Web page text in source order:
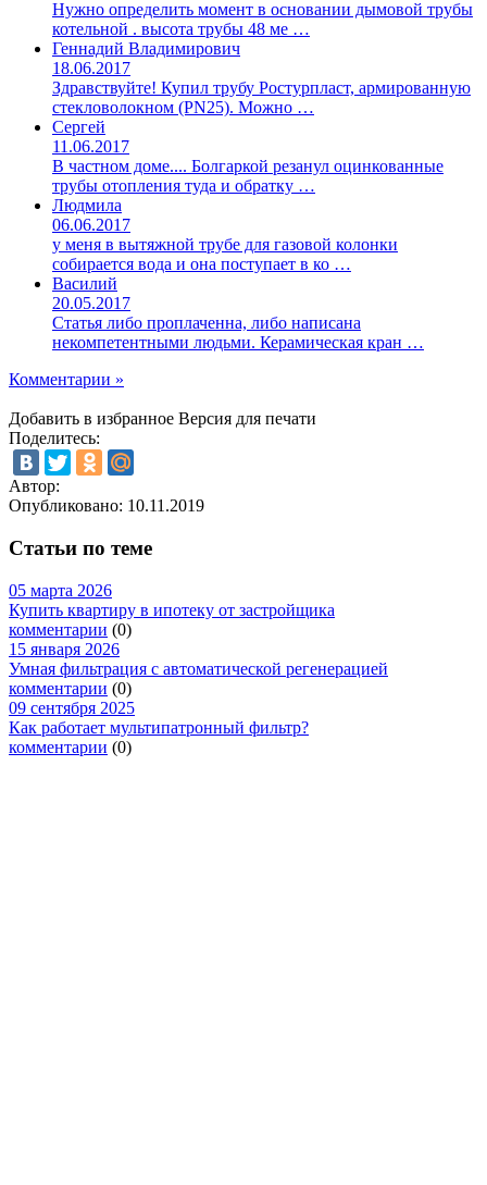
Нужно определить момент в основании дымовой трубы
котельной . высота трубы 48 ме …
Геннадий Владимирович
18.06.2017
Здравствуйте! Купил трубу Ростурпласт, армированную
стекловолокном (PN25). Можно …
Сергей
11.06.2017
В частном доме.... Болгаркой резанул оцинкованные
трубы отопления туда и обратку …
Людмила
06.06.2017
у меня в вытяжной трубе для газовой колонки
собирается вода и она поступает в ко …
Василий
20.05.2017
Статья либо проплаченна, либо написана
некомпетентными людьми. Керамическая кран …
Комментарии »
Добавить в избранное Версия для печати
Поделитесь:
Автор:
Опубликовано: 10.11.2019
Статьи по теме
05 марта 2026
Купить квартиру в ипотеку от застройщика
комментарии (0)
15 января 2026
Умная фильтрация с автоматической регенерацией
комментарии (0)
09 сентября 2025
Как работает мультипатронный фильтр?
комментарии (0)